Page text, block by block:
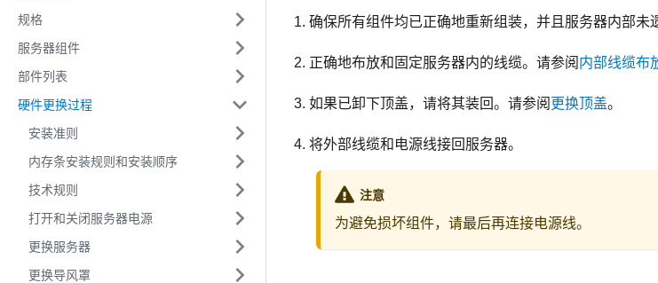
规格
服务器组件
部件列表
硬件更换过程
安装准则
内存条安装规则和安装顺序
技术规则
打开和关闭服务器电源
更换服务器
更换导风罩
确保所有组件均已正确地重新组装，并且服务器内部未
正确地布放和固定服务器内的线缆。 请参阅 内部线缆布
如果已卸下顶盖，请将其装回。 请参阅 更换顶盖。
将外部线缆和电源线接回服务器。
注意
为避免损坏组件，请最后再连接电源线。